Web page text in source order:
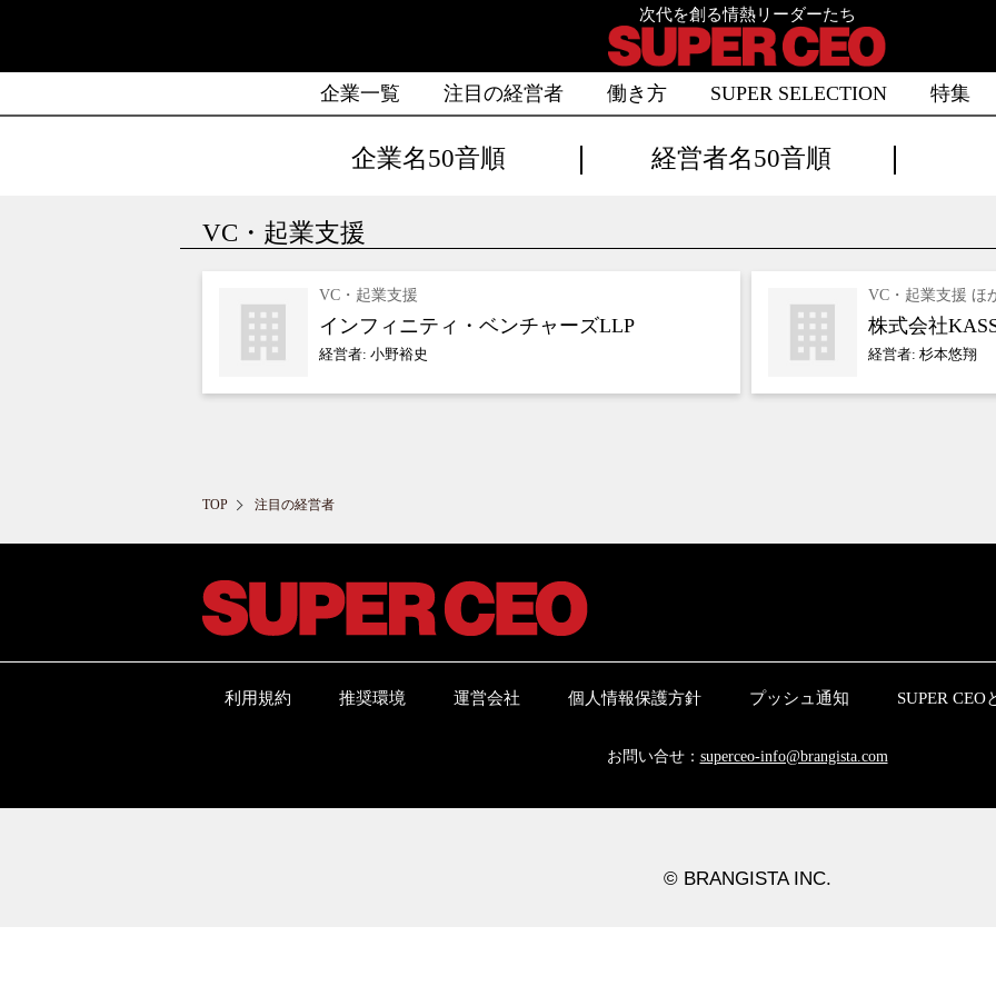
次代を創る情熱リーダーたち
企業一覧 注目の経営者 働き方 SUPER SELECTION 特集
企業名50音順 経営者名50音順
VC・起業支援
VC・起業支援
インフィニティ・ベンチャーズLLP
経営者: 小野裕史
VC・起業支援 ほ
株式会社
経営者: 杉本悠翔
TOP 注目の経営者
利用規約 推奨環境 運営会社 個人情報保護方針 プッシュ通知 SUPER CEO
お問い合せ： superceo-info@brangista.com
© BRANGISTA INC.